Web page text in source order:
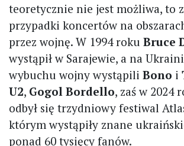
teoretycznie nie jest możliwa, to
przypadki koncertów na
przez wojnę. W 1994 roku Bruce
wystąpił w Sarajewie, a na
wybuchu wojny wystąpili Bono i
U2, Gogol Bordello, zaś w 2024
odbył się trzydniowy festiwal
którym wystąpiły znane
ponad 60 tysięcy fanów.